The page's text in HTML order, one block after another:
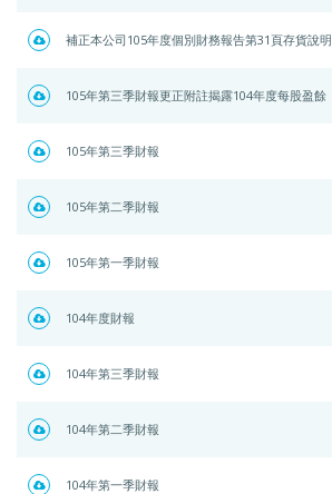
補正本公司105年度個別財務報告第31頁存貨說明
105年第三季財報更正附註揭露104年度每股盈餘
105年第三季財報
105年第二季財報
105年第一季財報
104年度財報
104年第三季財報
104年第二季財報
104年第一季財報